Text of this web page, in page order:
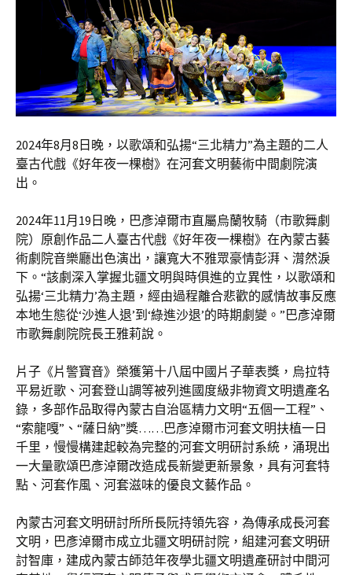
2024年8月8日晚，以歌頌和弘揚“三北精力”為主題的二人
臺古代戲《好年夜一棵樹》在河套文明藝術中間劇院演
出。
2024年11月19日晚，巴彥淖爾市直屬烏蘭牧騎（市歌舞劇
院）原創作品二人臺古代戲《好年夜一棵樹》在內蒙古藝
術劇院音樂廳出色演出，讓寬大不雅眾豪情彭湃、潸然淚
下。“該劇深入掌握北疆文明與時俱進的立異性，以歌頌和
弘揚‘三北精力’為主題，經由過程離合悲歡的感情故事反應
本地生態從‘沙進人退’到‘綠進沙退’的時期劇變。”巴彥淖爾
市歌舞劇院院長王雅莉說。
片子《片警寶音》榮獲第十八屆中國片子華表獎，烏拉特
平易近歌、河套登山調等被列進國度級非物資文明遺產名
錄，多部作品取得內蒙古自治區精力文明“五個一工程”、
“索龍嘎”、“薩日納”獎……巴彥淖爾市河套文明扶植一日
千里，慢慢構建起較為完整的河套文明研討系統，涌現出
一大量歌頌巴彥淖爾改造成長新變更新景象，具有河套特
點、河套作風、河套滋味的優良文藝作品。
內蒙古河套文明研討所所長阮持領先容，為傳承成長河套
文明，巴彥淖爾市成立北疆文明研討院，組建河套文明研
討智庫，建成內蒙古師范年夜學北疆文明遺產研討中間河